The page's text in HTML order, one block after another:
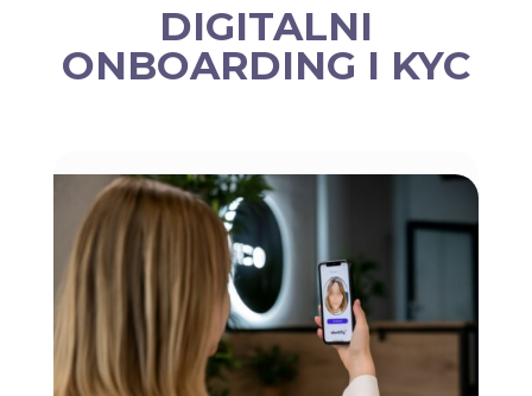
DIGITALNI
ONBOARDING I KYC